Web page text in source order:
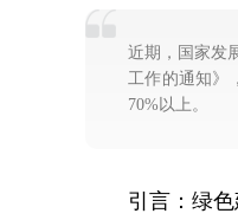
近期，国家发
工作的通知》
70%以上。
引言：绿